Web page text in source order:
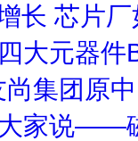
长 芯片
大元器件
集团原
家说——